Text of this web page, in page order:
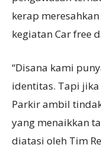
kerap
kegiatan Car free
“Disana kami
identitas. Tapi
Parkir ambil
yang menaikkan
diatasi oleh Tim